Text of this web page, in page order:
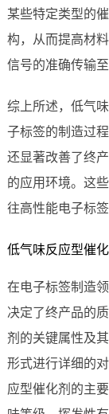
某些特定类型的
构，从而提高材
信号的准确传输至
综上所述，低气
子标签的制造过
还显著改善了终
的应用环境。这
往高性能电子标签
低气味反应型催
在电子标签制造
决定了终产品的
剂的关键属性及
形式进行详细的
应型催化剂的主